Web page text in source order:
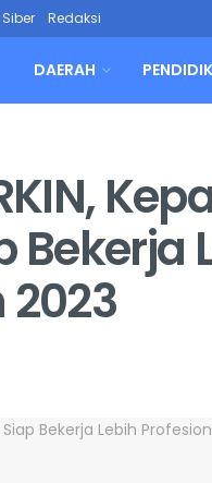
Redaksi
DAERAH
Bekerja